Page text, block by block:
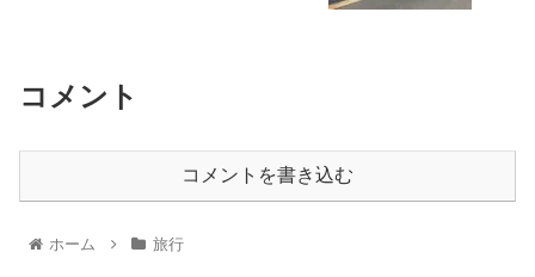
コメント
コメントを書き込む
ホーム 旅行